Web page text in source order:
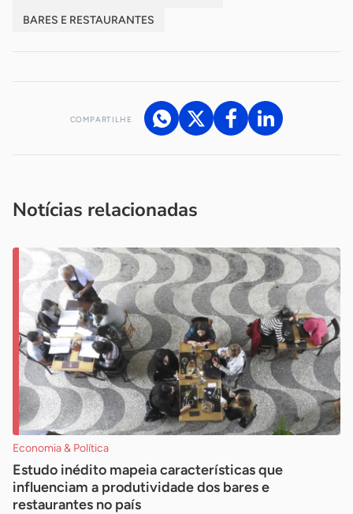
BARES E RESTAURANTES
COMPARTILHE
Notícias relacionadas
Economia & Política
Estudo inédito mapeia características que
influenciam a produtividade dos bares e
restaurantes no país